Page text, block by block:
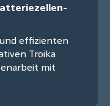
effizienten
Troika
mit